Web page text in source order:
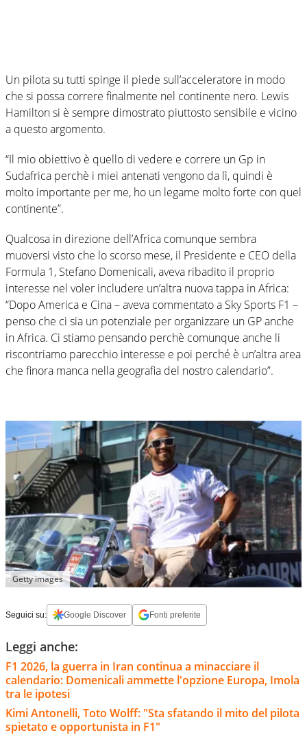
Un pilota su tutti spinge il piede sull’acceleratore in modo
che si possa correre finalmente nel continente nero. Lewis
Hamilton si è sempre dimostrato piuttosto sensibile e vicino
a questo argomento.
“Il mio obiettivo è quello di vedere e correre un Gp in
Sudafrica perchè i miei antenati vengono da lì, quindi è
molto importante per me, ho un legame molto forte con quel
continente”.
Qualcosa in direzione dell’Africa comunque sembra
muoversi visto che lo scorso mese, il Presidente e CEO della
Formula 1, Stefano Domenicali, aveva ribadito il proprio
interesse nel voler includere un’altra nuova tappa in Africa:
“Dopo America e Cina – aveva commentato a Sky Sports F1 –
penso che ci sia un potenziale per organizzare un GP anche
in Africa. Ci stiamo pensando perchè comunque anche li
riscontriamo parecchio interesse e poi perché è un’altra area
che finora manca nella geografia del nostro calendario”.
Getty images
Seguici su: Google Discover Fonti preferite
Leggi anche:
F1 2026, la guerra in Iran continua a minacciare il
calendario: Domenicali ammette l'opzione Europa, Imola
tra le ipotesi
Kimi Antonelli, Toto Wolff: "Sta sfatando il mito del pilota
spietato e opportunista in F1"